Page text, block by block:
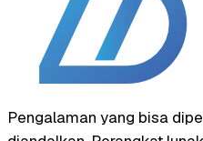
Pengalaman yang bisa